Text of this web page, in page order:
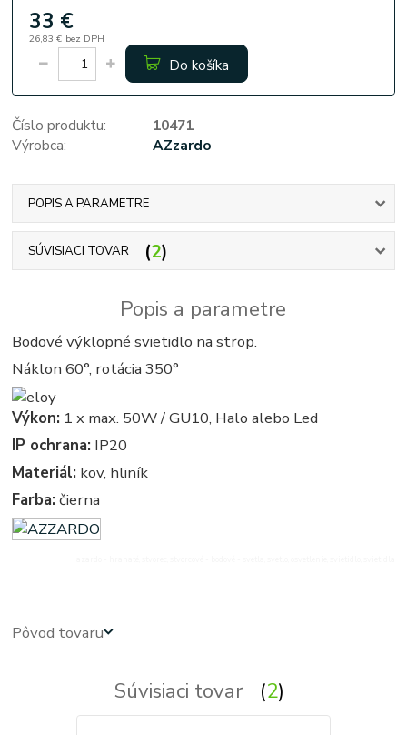
33 €
26,83 € bez DPH
Do košíka
Číslo produktu:
10471
Výrobca:
AZzardo
POPIS A PARAMETRE
SÚVISIACI TOVAR 2
Popis a parametre
Bodové výklopné svietidlo na strop.
Náklon 60°, rotácia 350°
Výkon: 1 x max. 50W / GU10, Halo alebo Led
IP ochrana: IP20
Materiál: kov, hliník
Farba: čierna
Pôvod tovaru
Súvisiaci tovar 2